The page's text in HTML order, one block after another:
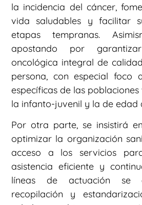
la incidencia del cáncer,
vida saludables y facilitar
etapas tempranas.
apostando por
oncológica integral de
persona, con especial foco
específicas de las
la infanto-juvenil y la de edad
Por otra parte, se insistirá
optimizar la organización
acceso a los servicios
asistencia eficiente y
líneas de actuación se
recopilación y